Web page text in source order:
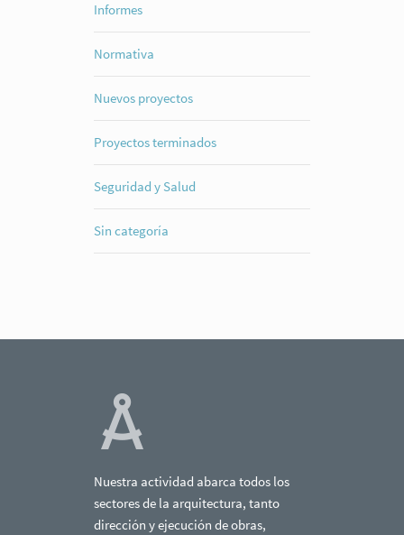
Informes
Normativa
Nuevos proyectos
Proyectos terminados
Seguridad y Salud
Sin categoría
Nuestra actividad abarca todos los
sectores de la arquitectura, tanto
dirección y ejecución de obras,